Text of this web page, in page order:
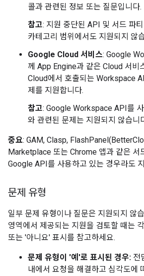
콜과 관련된 정보 또는 질문입니다.
참고: 지원 중단된 API 및 서드 파
카테고리 범위에서도 지원되지 않
Google Cloud 서비스: Google
께 App Engine과 같은 Cloud 서비
Cloud에서 호출되는 Workspace
제를 지원합니다.
참고: Google Workspace API를
와 관련된 문제는 지원되지 않습니
중요: GAM, Clasp,
Marketplace 또는 Chrome 앱과 같은 서
Google API를 사용하고 있는 경우라도
문제 유형
일부 문제 유형이나 질문은 지원되지 않
영역에서 제공되는 지원을 검토할 때는
또는 '아니요' 표시를 참고하세요.
문제 유형이 '예'로 표시된 경우: 전
내에서 요청을 해결하고 심각도에